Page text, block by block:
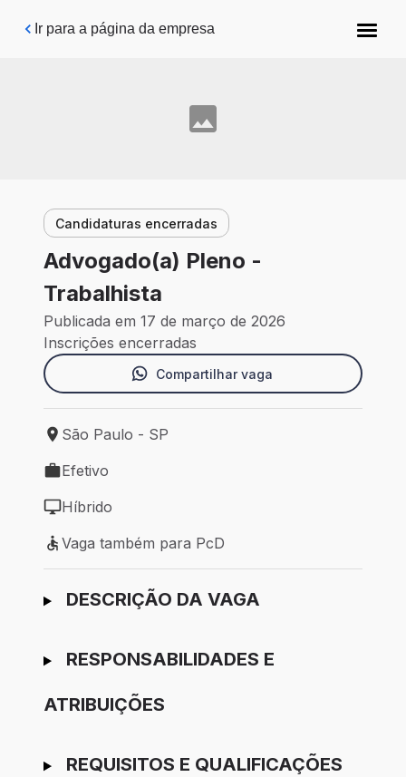
Pular para o conteúdo principal
Ir para a página da empresa
Candidaturas encerradas
Advogado(a) Pleno -
Trabalhista
Publicada em 17 de março de 2026
Inscrições encerradas
Compartilhar vaga
Local de trabalho: São Paulo - SP
São Paulo - SP
Tipo de vaga: Efetivo
Efetivo
Modelo de trabalho: Híbrido
Híbrido
Vaga também para PcD
Vaga também para PcD
Ir para candidatura
DESCRIÇÃO DA VAGA
RESPONSABILIDADES E
ATRIBUIÇÕES
REQUISITOS E QUALIFICAÇÕES